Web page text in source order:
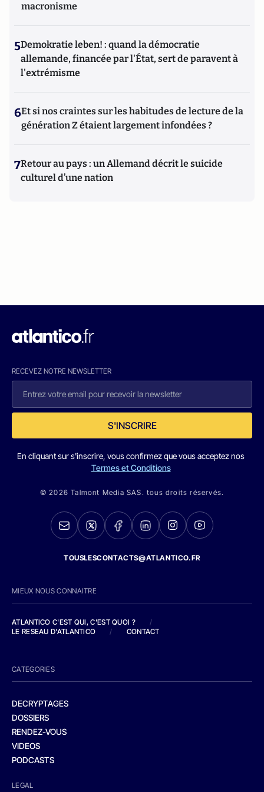
macronisme
5Demokratie leben! : quand la démocratie
allemande, financée par l'État, sert de paravent à
l'extrémisme
6Et si nos craintes sur les habitudes de lecture de la
génération Z étaient largement infondées ?
7Retour au pays : un Allemand décrit le suicide
culturel d’une nation
RECEVEZ NOTRE NEWSLETTER
S'INSCRIRE
En cliquant sur s'inscrire, vous confirmez que vous acceptez nos
Termes et Conditions
© 2026 Talmont Media SAS. tous droits réservés.
TOUSLESCONTACTS@ATLANTICO.FR
MIEUX NOUS CONNAITRE
ATLANTICO C'EST QUI, C'EST QUOI ?
/
LE RESEAU D'ATLANTICO
/ CONTACT
CATEGORIES
DECRYPTAGES
DOSSIERS
RENDEZ-VOUS
VIDEOS
PODCASTS
LEGAL